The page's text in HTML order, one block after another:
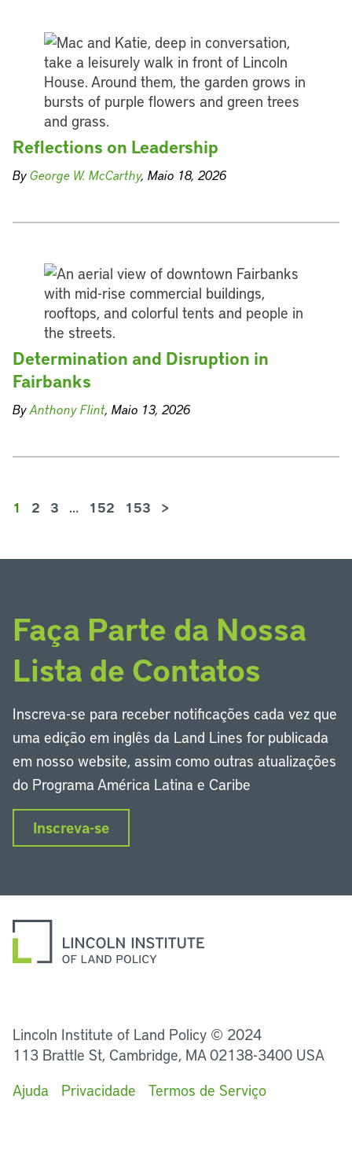
Reflections on Leadership
ByGeorge W. McCarthy, Maio 18, 2026
Determination and Disruption in
Fairbanks
ByAnthony Flint, Maio 13, 2026
1 2 3 … 152 153 >
Faça Parte da Nossa
Lista de Contatos
Inscreva-se para receber notificações cada vez que
uma edição em inglês da Land Lines for publicada
em nosso website, assim como outras atualizações
do Programa América Latina e Caribe
Inscreva-se
Lincoln Institute of Land Policy © 2024
113 Brattle St, Cambridge, MA 02138-3400 USA
Ajuda
Privacidade Termos de Serviço